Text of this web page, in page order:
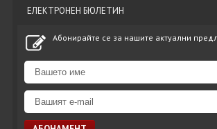
ЕЛЕКТРОНЕН БЮЛЕТИН
Абонирайте се за нашите актуални